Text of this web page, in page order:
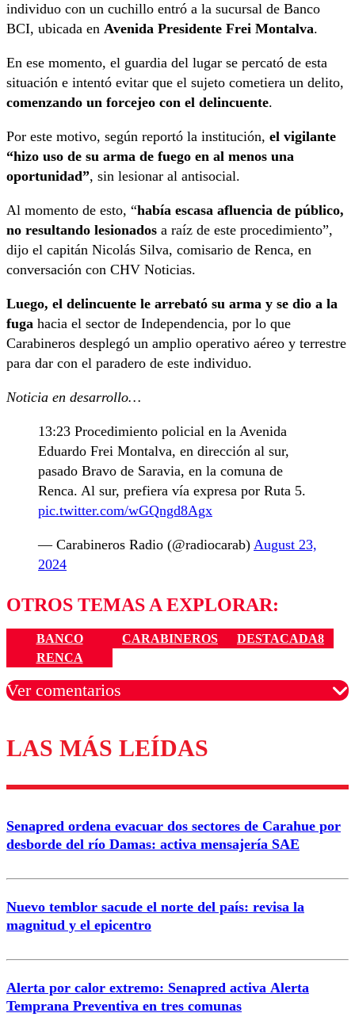
individuo con un cuchillo entró a la sucursal de Banco
BCI, ubicada en Avenida Presidente Frei Montalva.
En ese momento, el guardia del lugar se percató de esta
situación e intentó evitar que el sujeto cometiera un delito,
comenzando un forcejeo con el delincuente.
Por este motivo, según reportó la institución, el vigilante
“hizo uso de su arma de fuego en al menos una
oportunidad”, sin lesionar al antisocial.
Al momento de esto, “había escasa afluencia de público,
no resultando lesionados a raíz de este procedimiento”,
dijo el capitán Nicolás Silva, comisario de Renca, en
conversación con CHV Noticias.
Luego, el delincuente le arrebató su arma y se dio a la
fuga hacia el sector de Independencia, por lo que
Carabineros desplegó un amplio operativo aéreo y terrestre
para dar con el paradero de este individuo.
Noticia en desarrollo…
13:23 Procedimiento policial en la Avenida
Eduardo Frei Montalva, en dirección al sur,
pasado Bravo de Saravia, en la comuna de
Renca. Al sur, prefiera vía expresa por Ruta 5.
pic.twitter.com/wGQngd8Agx
— Carabineros Radio (@radiocarab) August 23,
2024
OTROS TEMAS A EXPLORAR:
BANCO CARABINEROS
DESTACADA8
RENCA
Ver comentarios
Los comentarios son moderados para garantizar un
diálogo respetuoso.
Correo
LAS MÁS LEÍDAS
Senapred ordena evacuar dos sectores de Carahue por
desborde del río Damas: activa mensajería SAE
Nuevo temblor sacude el norte del país: revisa la
magnitud y el epicentro
Alerta por calor extremo: Senapred activa Alerta
Temprana Preventiva en tres comunas